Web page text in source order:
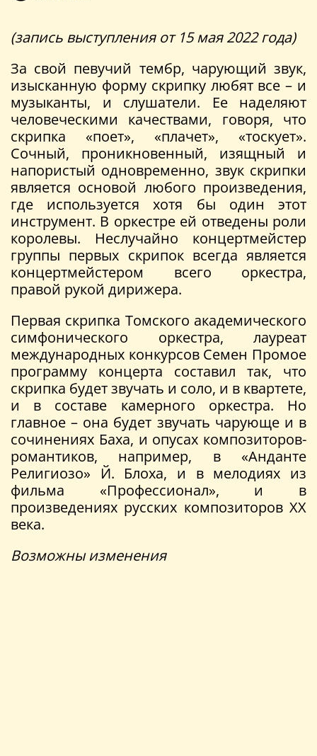
(запись выступления от 15 мая 2022 года)
За свой певучий тембр, чарующий звук,
изысканную форму скрипку любят все – и
музыканты, и слушатели. Ее наделяют
человеческими качествами, говоря, что
скрипка «поет», «плачет», «тоскует».
Сочный, проникновенный, изящный и
напористый одновременно, звук скрипки
является основой любого произведения,
где используется хотя бы один этот
инструмент. В оркестре ей отведены роли
королевы. Неслучайно концертмейстер
группы первых скрипок всегда является
концертмейстером всего оркестра,
правой рукой дирижера.
Первая скрипка Томского академического
симфонического оркестра, лауреат
международных конкурсов Семен Промое
программу концерта составил так, что
скрипка будет звучать и соло, и в квартете,
и в составе камерного оркестра. Но
главное – она будет звучать чарующе и в
сочинениях Баха, и опусах композиторов-
романтиков, например, в «Анданте
Религиозо» Й. Блоха, и в мелодиях из
фильма «Профессионал», и в
произведениях русских композиторов ХХ
века.
Возможны изменения